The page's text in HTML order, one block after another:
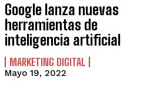
Google lanza nuevas
herramientas de
inteligencia artificial
MARKETING DIGITAL
Mayo 19, 2022